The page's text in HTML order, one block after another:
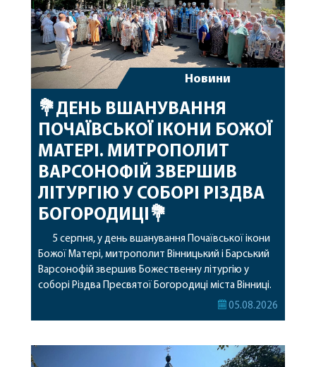
Новини
💐ДЕНЬ ВШАНУВАННЯ
ПОЧАЇВСЬКОЇ ІКОНИ БОЖОЇ
МАТЕРІ. МИТРОПОЛИТ
ВАРСОНОФІЙ ЗВЕРШИВ
ЛІТУРГІЮ У СОБОРІ РІЗДВА
БОГОРОДИЦІ💐
5 серпня, у день вшанування Почаївської ікони
Божої Матері, митрополит Вінницький і Барський
Варсонофій звершив Божественну літургію у
соборі Різдва Пресвятої Богородиці міста Вінниці.
Його Високопреосвященству співслужили
священному сані. Під час богослужіння підносилися
особливі молитви за мир в Україні, за воїнів, які
05.08.2026